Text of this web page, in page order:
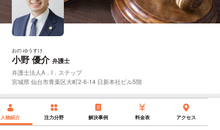
おの ゆうすけ
小野 優介 弁護士
所属事務所：
弁護士法人A．I．ステップ
所在地：
宮城県 仙台市青葉区大町2-6-14 日新本社ビル5階
人物紹介 注力分野 解決事例 料金表 アクセス